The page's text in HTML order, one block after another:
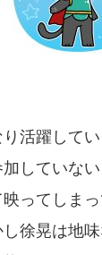
活躍して
加していな
ってしま
徐晃は地